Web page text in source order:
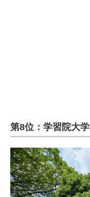
第8位：学習院大学